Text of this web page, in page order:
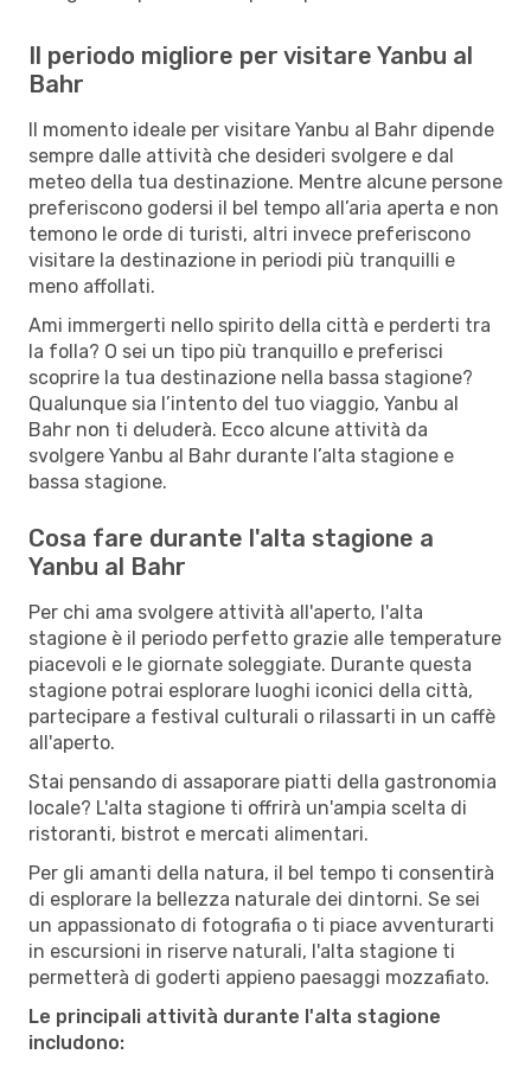
Il periodo migliore per visitare Yanbu al
Bahr
Il momento ideale per visitare Yanbu al Bahr dipende
sempre dalle attività che desideri svolgere e dal
meteo della tua destinazione. Mentre alcune persone
preferiscono godersi il bel tempo all’aria aperta e non
temono le orde di turisti, altri invece preferiscono
visitare la destinazione in periodi più tranquilli e
meno affollati.
Ami immergerti nello spirito della città e perderti tra
la folla? O sei un tipo più tranquillo e preferisci
scoprire la tua destinazione nella bassa stagione?
Qualunque sia l’intento del tuo viaggio, Yanbu al
Bahr non ti deluderà. Ecco alcune attività da
svolgere Yanbu al Bahr durante l’alta stagione e
bassa stagione.
Cosa fare durante l'alta stagione a
Yanbu al Bahr
Per chi ama svolgere attività all'aperto, l'alta
stagione è il periodo perfetto grazie alle temperature
piacevoli e le giornate soleggiate. Durante questa
stagione potrai esplorare luoghi iconici della città,
partecipare a festival culturali o rilassarti in un caffè
all'aperto.
Stai pensando di assaporare piatti della gastronomia
locale? L'alta stagione ti offrirà un'ampia scelta di
ristoranti, bistrot e mercati alimentari.
Per gli amanti della natura, il bel tempo ti consentirà
di esplorare la bellezza naturale dei dintorni. Se sei
un appassionato di fotografia o ti piace avventurarti
in escursioni in riserve naturali, l'alta stagione ti
permetterà di goderti appieno paesaggi mozzafiato.
Le principali attività durante l'alta stagione
includono: